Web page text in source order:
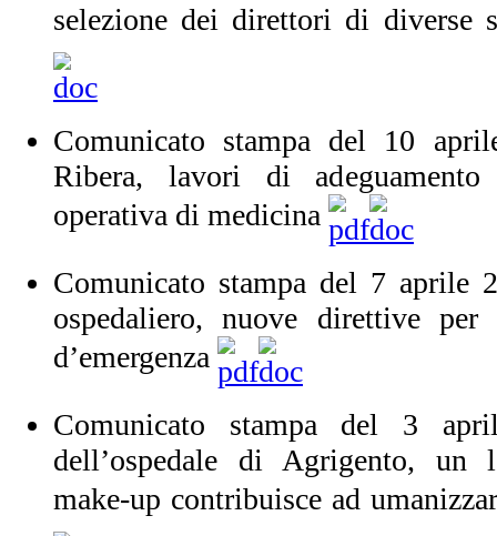
selezione dei direttori di diverse
Comunicato stampa del 10
Ribera, lavori di
operativa di medicina
Comunicato stampa del 7 aprile
ospedaliero, nuove direttive per
d’emergenza
Comunicato stampa del 3
dell’ospedale di Agrigento, un
make-up contribuisce ad